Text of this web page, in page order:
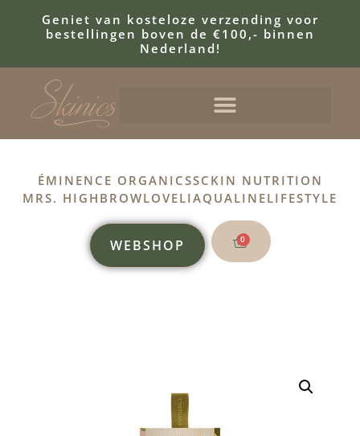
Geniet van kosteloze verzending voor
bestellingen boven de €100,- binnen
Nederland!
ÉMINENCE ORGANICSSCKIN NUTRITION
MRS. HIGHBROWLOVELIAQUALINELIFESTYLE
WEBSHOP 0